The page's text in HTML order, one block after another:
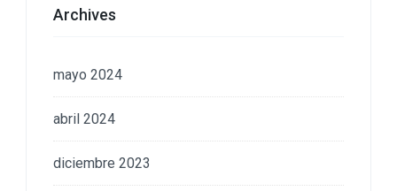
Archives
mayo 2024
abril 2024
diciembre 2023